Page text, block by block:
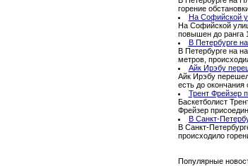
горение
На Софийской
На Софийской
повышен до ранга
В Петербурге
В Петербурге на
метров,
Айк Ирэбу
Айк Ирэбу
есть до
Трент Фрейзер
Баскетболист
Фрейзер
В Санкт-
В Санкт-
происходило
Популярные